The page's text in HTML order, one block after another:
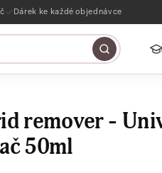
Dárek ke každé objednávce
remover -
50ml